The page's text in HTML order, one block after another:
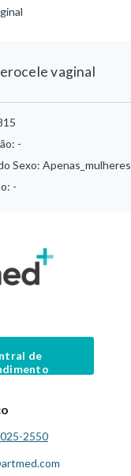
vaginal
-
Sexo: Apenas_mulheres
-
de
2550